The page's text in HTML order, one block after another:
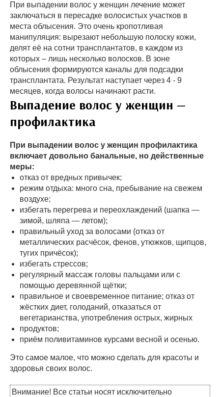
При выпадении волос у женщин лечение может
заключаться в пересадке волосистых участков в
места облысения. Это очень кропотливая
манипуляция: вырезают небольшую полоску кожи,
делят её на сотни трансплантатов, в каждом из
которых – лишь несколько волосков. В зоне
облысения формируются каналы для подсадки
трансплантата. Результат наступает через 4 - 9
месяцев, когда волосы начинают расти.
Выпадение волос у женщин —
профилактика
При выпадении волос у женщин профилактика
включает довольно банальные, но действенные
меры:
отказ от вредных привычек;
режим отдыха: много сна, пребывание на свежем
воздухе;
избегать перегрева и переохлаждений (шапка —
зимой, шляпа — летом);
правильный уход за волосами (отказ от
металлических расчёсок, фенов, утюжков, щипцов,
тугих причёсок);
избегать стрессов;
регулярный массаж головы пальцами или с
помощью деревянной щётки;
правильное и своевременное питание; отказ от
жёстких диет, голоданий, отказаться от
вегетарианства, употребления острых, жирных
продуктов;
приём поливитаминов курсами весной и осенью.
Это самое малое, что можно сделать для красоты и
здоровья своих волос.
Внимание! Все статьи носят исключительно